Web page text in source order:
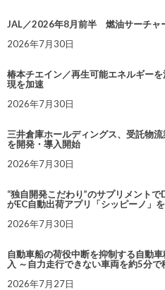
JAL／2026年8月前半 燃油サーチャ
2026年7月30日
椿本チエイン／再生可能エネルギー
現を加速
2026年7月30日
三井倉庫ホールディングス、受託物
を開発・導入開始
2026年7月30日
“独自開発こだわり”のサプリメント
がEC自動出荷アプリ「シッピーノ」
2026年7月30日
自動車船の荷役中断を抑制する自動
入 ～自力走行できない車両を約5分で
2026年7月27日